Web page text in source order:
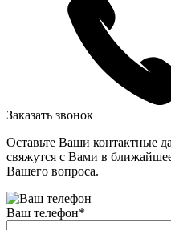
Заказать звонок
Оставьте Ваши контактные
свяжутся с Вами в
Вашего вопроса.
Ваш телефон*